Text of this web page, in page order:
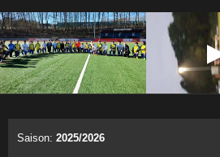
Saison: 2025/2026